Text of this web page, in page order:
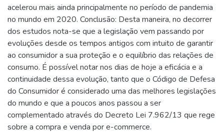
acelerou mais ainda principalmente no período de pandemia
no mundo em 2020. Conclusão: Desta maneira, no decorrer
dos estudos nota-se que a legislação vem passando por
evoluções desde os tempos antigos com intuito de garantir
ao consumidor a sua proteção e o equilíbrio das relações de
consumo. É possível notar nos dias de hoje a eficácia e a
continuidade dessa evolução, tanto que o Código de Defesa
do Consumidor é considerado uma das melhores legislações
do mundo e que a poucos anos passou a ser
complementado através do Decreto Lei 7.962/13 que rege
sobre a compra e venda por e-commerce.